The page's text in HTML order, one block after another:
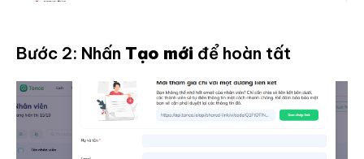
Bước 2: Nhấn Tạo mới để hoàn tất